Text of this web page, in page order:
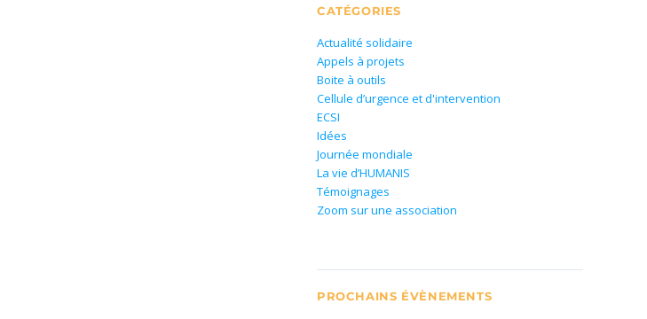
CATÉGORIES
Actualité solidaire
Appels à projets
Boite à outils
Cellule d’urgence et d'intervention
ECSI
Idées
Journée mondiale
La vie d’HUMANIS
Témoignages
Zoom sur une association
PROCHAINS ÉVÈNEMENTS